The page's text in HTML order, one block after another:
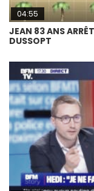
04:55
JEAN 83 ANS
DUSSOPT